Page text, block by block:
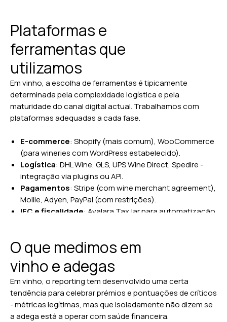
Plataformas e
ferramentas que
utilizamos
Em vinho, a escolha de ferramentas é tipicamente
determinada pela complexidade logística e pela
maturidade do canal digital actual. Trabalhamos com
plataformas adequadas a cada fase.
E-commerce: Shopify (mais comum), WooCommerce
(para wineries com WordPress estabelecido).
Logística: DHL Wine, GLS, UPS Wine Direct, Spedire -
integração via plugins ou API.
Pagamentos: Stripe (com wine merchant agreement),
Mollie, Adyen, PayPal (com restrições).
IEC e fiscalidade: Avalara TaxJar para automatização
Wine club: Recharge, Bold Subscriptions, Stripe Billing.
Booking enoturismo
GetYourGuide, Viator, Bookingkit, Regiondo.
CRM: HubSpot, Mailchimp (para integração com e-
commerce).
SEO/GEO: Ahrefs, Semrush, Screaming Frog, Profound.
PPC: Google Ads, Meta Ads, anúncios em wine media
O que medimos em
vinho e adegas
Em vinho, o reporting tem desenvolvido uma certa
tendência para celebrar prémios e pontuações de críticos
- métricas legítimas, mas que isoladamente não dizem se
a adega está a operar com saúde financeira.